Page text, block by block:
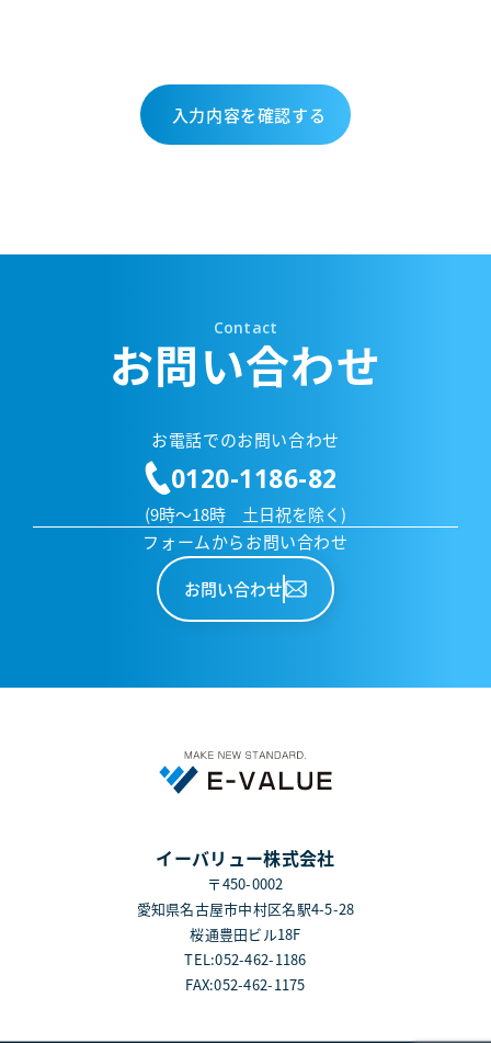
Contact
お問い合わせ
お電話でのお問い合わせ
0120-1186-82
(9時～18時 土日祝を除く)
フォームからお問い合わせ
お問い合わせ
イーバリュー株式会社
〒450-0002
愛知県名古屋市中村区名駅4-5-28
桜通豊田ビル18F
TEL:052-462-1186
FAX:052-462-1175